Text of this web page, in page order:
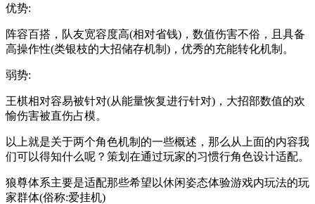
优势:
阵容百搭，队友宽容度高(相对省钱)，数值伤害不俗，且具备
高操作性(类银枝的大招储存机制)，优秀的充能转化机制。
弱势:
王棋相对容易被针对(从能量恢复进行针对)，大招部数值的欢
愉伤害被直伤占模。
以上就是关于两个角色机制的一些概述，那么从上面的内容我
们可以得知什么呢？策划在通过玩家的习惯行角色设计适配。
狼尊体系主要是适配那些希望以休闲姿态体验游戏内玩法的玩
家群体(俗称:爱挂机)